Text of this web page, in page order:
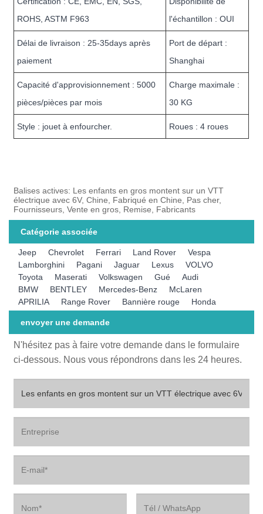
ROHS, ASTM F963
l'échantillon : OUI
Délai de livraison : 25-35days après
paiement
Port de départ :
Shanghai
Capacité d'approvisionnement : 5000
pièces/pièces par mois
Charge maximale :
30 KG
Style : jouet à enfourcher. Roues : 4 roues
Balises actives: Les enfants en gros montent sur un VTT
électrique avec 6V, Chine, Fabriqué en Chine, Pas cher,
Fournisseurs, Vente en gros, Remise, Fabricants
Catégorie associée
Jeep Chevrolet Ferrari Land Rover
Vespa
Lamborghini
Pagani Jaguar Lexus
VOLVO
Toyota
Maserati Volkswagen Gué
Audi
BMW
BENTLEY Mercedes-Benz
McLaren
APRILIA
Range Rover Bannière rouge Honda
envoyer une demande
N'hésitez pas à faire votre demande dans le formulaire
ci-dessous. Nous vous répondrons dans les 24 heures.